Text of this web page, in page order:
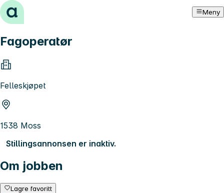
Hopp til innhold Meny
Fagoperatør
Felleskjøpet
1538 Moss
Stillingsannonsen er inaktiv.
Om jobben
Lagre favoritt